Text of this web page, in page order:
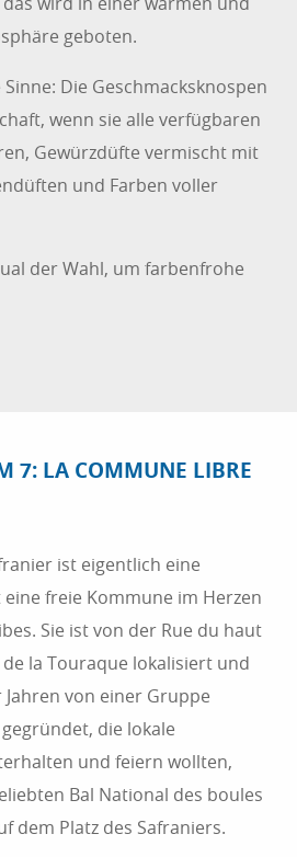
geboten.
Die Geschmacksknospen
wenn sie alle verfügbaren
Gewürzdüfte vermischt mit
und Farben voller
der Wahl, um farbenfrohe
7: LA COMMUNE LIBRE
ist eigentlich eine
freie Kommune im Herzen
Sie ist von der Rue du haut
la Touraque lokalisiert und
von einer Gruppe
die lokale
und feiern wollten,
Bal National des boules
dem Platz des Safraniers.